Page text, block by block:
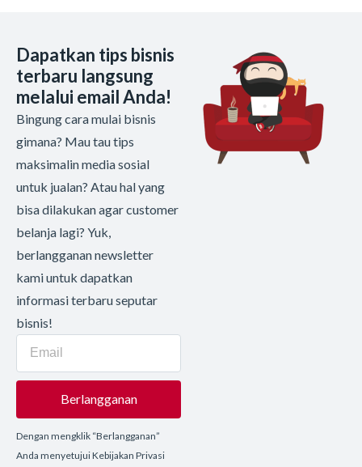
Dapatkan tips bisnis
terbaru langsung
melalui email Anda!
Bingung cara mulai bisnis
gimana? Mau tau tips
maksimalin media sosial
untuk jualan? Atau hal yang
bisa dilakukan agar customer
belanja lagi? Yuk,
berlangganan newsletter
kami untuk dapatkan
informasi terbaru seputar
bisnis!
Berlangganan
Dengan mengklik “Berlangganan”
Anda menyetujui Kebijakan Privasi